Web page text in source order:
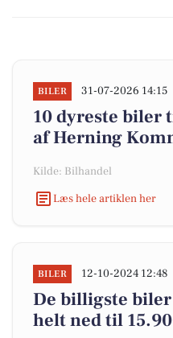
BILER 31-07-2026 14:15
10 dyreste biler
af Herning
Kilde: Bilhandel
Læs hele artiklen her
BILER 12-10-2024 12:48
De billigste
helt ned til